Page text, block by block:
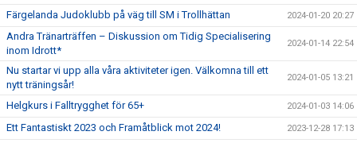
Färgelanda Judoklubb på väg till SM i Trollhättan 2024-01-20 20:27
Andra Tränarträffen – Diskussion om Tidig Specialisering
inom Idrott*
2024-01-14 22:54
Nu startar vi upp alla våra aktiviteter igen. Välkomna till ett
nytt träningsår!
2024-01-05 13:21
Helgkurs i Falltrygghet för 65+ 2024-01-03 14:06
Ett Fantastiskt 2023 och Framåtblick mot 2024! 2023-12-28 17:13